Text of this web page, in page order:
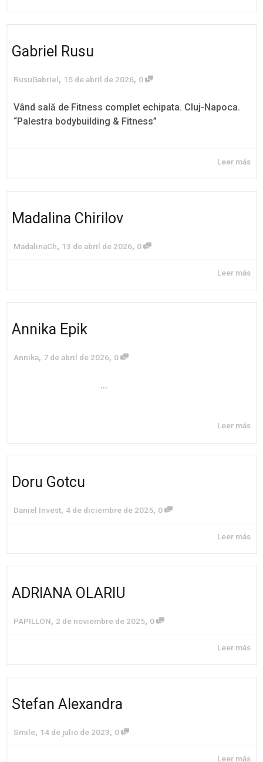
Gabriel Rusu
RusuGabriel, 15 de abril de 2026, 0
Vând sală de Fitness complet echipata. Cluj-Napoca.
“Palestra bodybuilding & Fitness”
Leer más
Madalina Chirilov
MadalinaCh, 13 de abril de 2026, 0
Leer más
Annika Epik
Annika, 7 de abril de 2026, 0
...
Leer más
Doru Gotcu
Daniel Invest, 4 de diciembre de 2025, 0
Leer más
ADRIANA OLARIU
PAPILLON, 2 de noviembre de 2025, 0
Leer más
Stefan Alexandra
Smile, 14 de julio de 2023, 0
Leer más